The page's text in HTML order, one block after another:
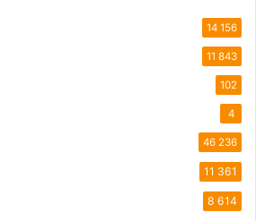
14 156
11 843
102
4
46 236
11 361
8 614